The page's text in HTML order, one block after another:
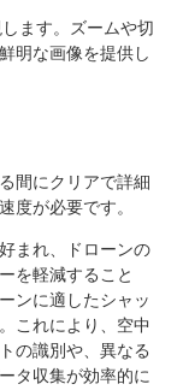
ます。ズームや切
明な画像を提供し
間にクリアで詳細
度が必要です。
まれ、ドローンの
を軽減すること
ンに適したシャッ
これにより、空中
の識別や、異なる
タ収集が効率的に